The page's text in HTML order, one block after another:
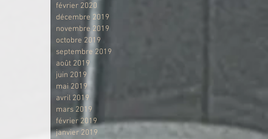
février 2020
décembre 2019
novembre 2019
octobre 2019
septembre 2019
août 2019
juin 2019
mai 2019
avril 2019
mars 2019
février 2019
janvier 2019